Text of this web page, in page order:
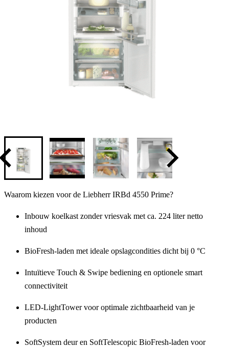
Waarom kiezen voor de Liebherr IRBd 4550 Prime?
Inbouw koelkast zonder vriesvak met ca. 224 liter netto
inhoud
BioFresh-laden met ideale opslagcondities dicht bij 0 °C
Intuïtieve Touch & Swipe bediening en optionele smart
connectiviteit
LED-LightTower voor optimale zichtbaarheid van je
producten
SoftSystem deur en SoftTelescopic BioFresh-laden voor